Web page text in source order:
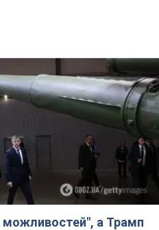
можливостей", а Трамп